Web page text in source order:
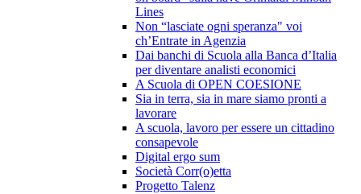
Lines
Non “lasciate ogni speranza" voi
ch’Entrate in Agenzia
Dai banchi di Scuola alla Banca d’Italia
per diventare analisti economici
A Scuola di OPEN COESIONE
Sia in terra, sia in mare siamo pronti a
lavorare
A scuola, lavoro per essere un cittadino
consapevole
Digital ergo sum
Società Corr(o)etta
Progetto Talenz